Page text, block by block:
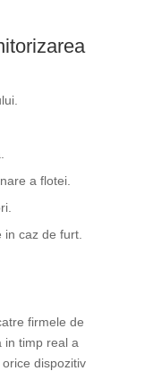
a flotei.
caz de furt.
firmele de
in timp real a
dispozitiv